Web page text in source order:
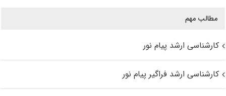
مطالب مهم
کارشناسی ارشد پیام نور
کارشناسی ارشد فراگیر پیام نور